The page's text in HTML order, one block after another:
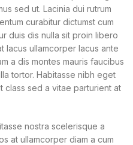
sed ut. Lacinia dui rutrum
curabitur dictumst cum
duis dis nulla sit proin libero
lacus ullamcorper lacus ante
a dis montes mauris faucibus
tortor. Habitasse nibh eget
class sed a vitae parturient at
nostra scelerisque a
at ullamcorper diam a cum